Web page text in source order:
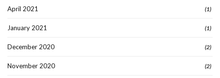
April 2021 (1)
January 2021 (1)
December 2020 (2)
November 2020 (2)